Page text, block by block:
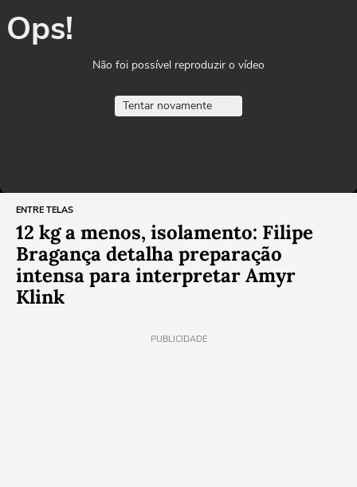
Ops!
Não foi possível reproduzir o vídeo
Tentar novamente
ENTRE TELAS
12 kg a menos, isolamento: Filipe
Bragança detalha preparação
intensa para interpretar Amyr
Klink
PUBLICIDADE